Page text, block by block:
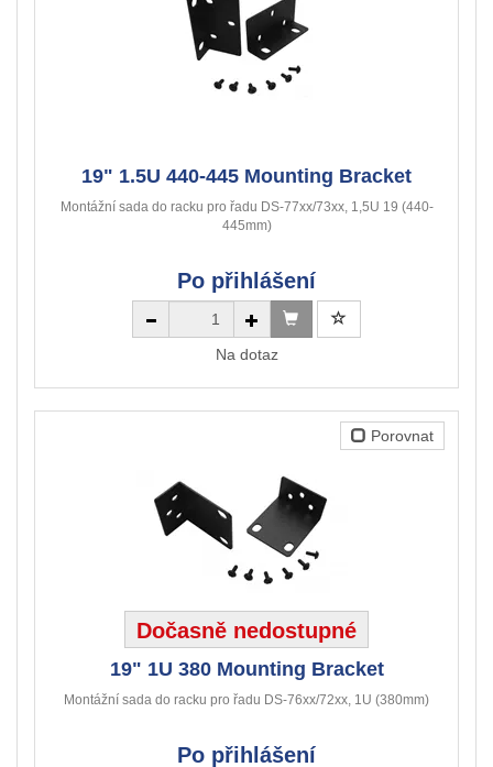
19" 1.5U 440-445 Mounting Bracket
Montážní sada do racku pro řadu DS-77xx/73xx, 1,5U 19 (440-
445mm)
Po přihlášení
Na dotaz
Porovnat
Dočasně nedostupné
19" 1U 380 Mounting Bracket
Montážní sada do racku pro řadu DS-76xx/72xx, 1U (380mm)
Po přihlášení